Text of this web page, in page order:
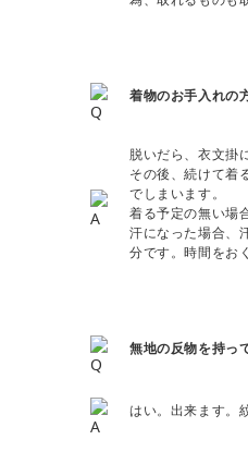
着物のお手入れの
脱いだら、衣文掛
その後、続けて着
でしまいます。
着る予定の無い場
汗になった場合、
分です。時間をお
無地の反物を持っ
はい。出来ます。